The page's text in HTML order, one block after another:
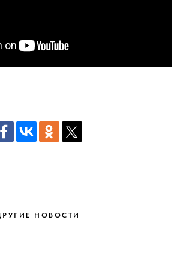
НОВОСТИ